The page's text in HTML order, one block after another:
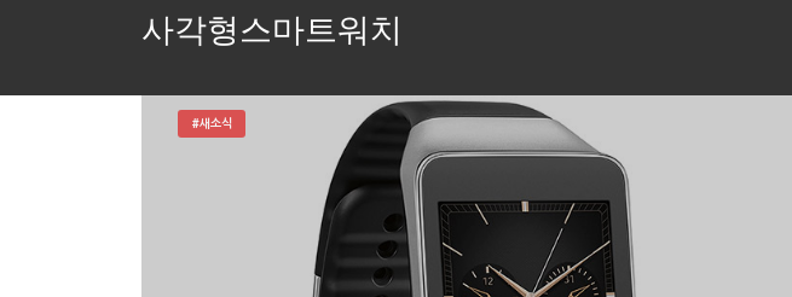
사각형스마트워치
#새소식